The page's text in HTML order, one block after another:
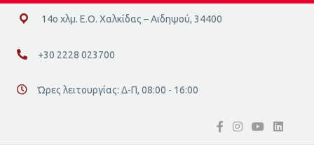
14ο χλμ. Ε.Ο. Χαλκίδας – Αιδηψού, 34400
14ο χλμ. Ε.Ο. Χαλκίδας – Αιδηψού, 34400
+30 2228 023700
+30 2228 023700
Διεύθυνση οδός 16, Ελλάδα
Ώρες λειτουργίας: Δ-Π, 08:00 - 16:00